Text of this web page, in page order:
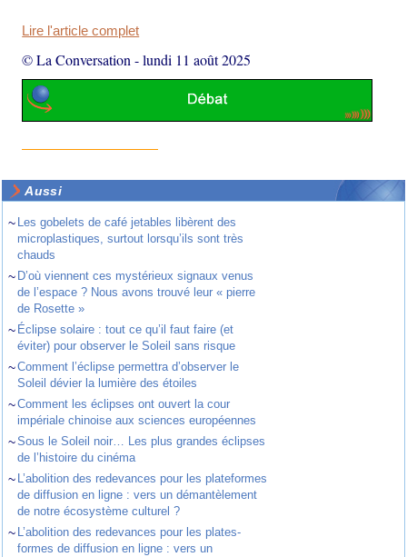
Lire l'article complet
© La Conversation -lundi 11 août 2025
Aussi
~ Les gobelets de café jetables libèrent des
microplastiques, surtout lorsqu’ils sont très
chauds
~ D’où viennent ces mystérieux signaux venus
de l’espace ? Nous avons trouvé leur « pierre
de Rosette »
~ Éclipse solaire : tout ce qu’il faut faire (et
éviter) pour observer le Soleil sans risque
~Comment l’éclipse permettra d’observer le
Soleil dévier la lumière des étoiles
~Comment les éclipses ont ouvert la cour
impériale chinoise aux sciences européennes
~Sous le Soleil noir… Les plus grandes éclipses
de l’histoire du cinéma
~ L’abolition des redevances pour les plateformes
de diffusion en ligne : vers un démantèlement
de notre écosystème culturel ?
~ L’abolition des redevances pour les plates-
formes de diffusion en ligne : vers un